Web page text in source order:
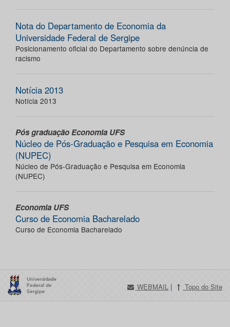
Nota do Departamento de Economia da
Universidade Federal de Sergipe
Posicionamento oficial do Departamento sobre denúncia de
racismo
Notícia 2013
Notícia 2013
Pós graduação Economia UFS
Núcleo de Pós-Graduação e Pesquisa em Economia
(NUPEC)
Núcleo de Pós-Graduação e Pesquisa em Economia
(NUPEC)
Economia UFS
Curso de Economia Bacharelado
Curso de Economia Bacharelado
WEBMAIL | Topo do Site